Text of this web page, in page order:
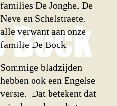
families De Jonghe, De
Neve en Schelstraete,
alle verwant aan onze
familie De Bock.
Sommige bladzijden
hebben ook een Engelse
versie. Dat betekent dat